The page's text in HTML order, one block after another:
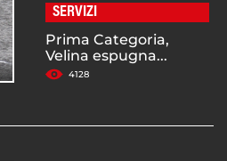
SERVIZI
Prima Categoria,
Velina espugna...
4128